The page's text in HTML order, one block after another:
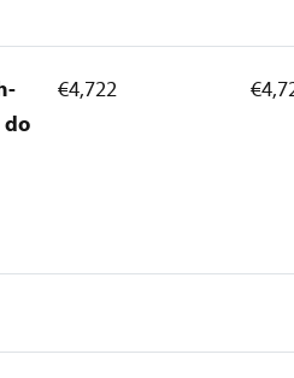
do
€4,722